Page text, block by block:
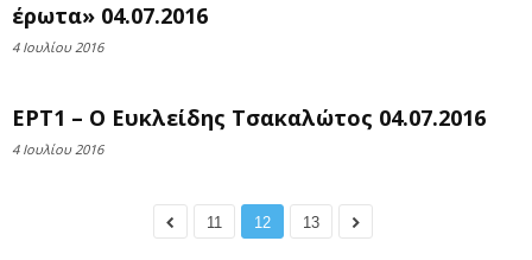
έρωτα» 04.07.2016
4 Ιουλίου 2016
ΕΡΤ1 – Ο Ευκλείδης Τσακαλώτος 04.07.2016
4 Ιουλίου 2016
11 12 13